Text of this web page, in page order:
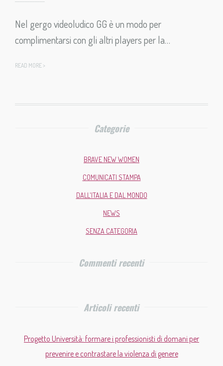
Nel gergo videoludico GG è un modo per
complimentarsi con gli altri players per la…
READ MORE >
Categorie
BRAVE NEW WOMEN
COMUNICATI STAMPA
DALL'ITALIA E DAL MONDO
NEWS
SENZA CATEGORIA
Commenti recenti
Articoli recenti
Progetto Università: formare i professionisti di domani per
prevenire e contrastare la violenza di genere